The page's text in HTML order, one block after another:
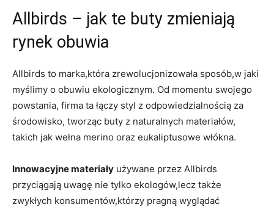
Allbirds – jak te buty zmieniają
rynek obuwia
Allbirds to marka,która zrewolucjonizowała sposób,w jaki
myślimy o obuwiu ekologicznym. Od momentu swojego
powstania, firma ta łączy styl z odpowiedzialnością za
środowisko, tworząc buty z naturalnych materiałów,
takich jak wełna merino oraz eukaliptusowe włókna.
Innowacyjne materiały używane przez Allbirds
przyciągają uwagę nie tylko ekologów,lecz także
zwykłych konsumentów,którzy pragną wyglądać